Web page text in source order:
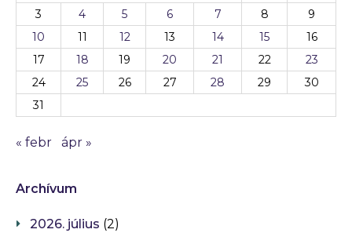
3
4 5 6 7 8
9
10
11 12 13 14 15
16
17
18 19 20 21 22
23
24
25 26 27 28 29
30
31
« febr ápr »
Archívum
2026. július (2)